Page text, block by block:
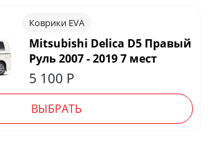
Коврики EVA
Mitsubishi Delica D5 Правый
Руль 2007 - 2019 7 мест
5 100 Р
ВЫБРАТЬ